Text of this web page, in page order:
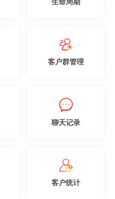
客户群管理
聊天记录
客户统计